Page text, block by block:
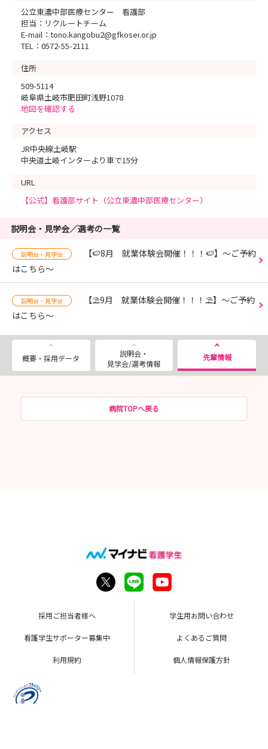
公立東濃中部医療センター 看護部
担当：リクルートチーム
E-mail：tono.kangobu2@gfkosei.or.jp
TEL：0572-55-2111
住所
509-5114
岐阜県土岐市肥田町浅野1078
地図を確認する
アクセス
JR中央線土岐駅
中央道土岐インターより車で15分
URL
【公式】看護部サイト（公立東濃中部医療センター）
説明会・見学会／選考の一覧
説明会・見学会
【🍉8月 就業体験会開催！！！🍉】～ご予約
はこちら～
説明会・見学会
【⛱️9月 就業体験会開催！！！⛱️】～ご予約
はこちら～
概要・採用データ
説明会・
見学会/選考情報
先輩情報
病院TOPへ戻る
採用ご担当者様へ 学生用お問い合わせ
看護学生サポーター募集中 よくあるご質問
利用規約 個人情報保護方針